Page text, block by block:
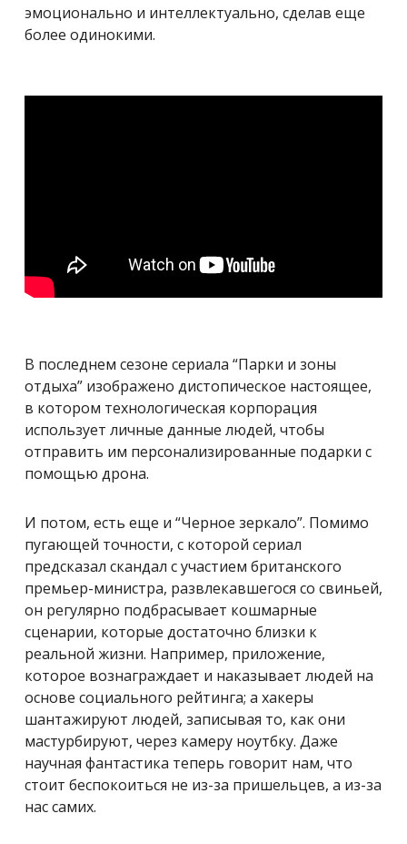
эмоционально и интеллектуально, сделав еще
более одинокими.
В последнем сезоне сериала “Парки и зоны
отдыха” изображено дистопическое настоящее,
в котором технологическая корпорация
использует личные данные людей, чтобы
отправить им персонализированные подарки с
помощью дрона.
И потом, есть еще и “Черное зеркало”. Помимо
пугающей точности, с которой сериал
предсказал скандал с участием британского
премьер-министра, развлекавшегося со свиньей,
он регулярно подбрасывает кошмарные
сценарии, которые достаточно близки к
реальной жизни. Например, приложение,
которое вознаграждает и наказывает людей на
основе социального рейтинга; а хакеры
шантажируют людей, записывая то, как они
мастурбируют, через камеру ноутбку. Даже
научная фантастика теперь говорит нам, что
стоит беспокоиться не из-за пришельцев, а из-за
нас самих.